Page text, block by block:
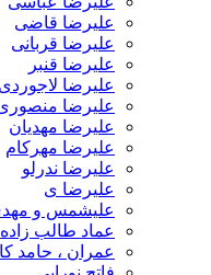
علیرضا قاضی
علیرضا قربانی
علیرضا قنبر
علیرضا لاجوردی
علیرضا
علیرضا مهدیان
علیرضا مهرکام
علیرضا ندرلو
علیرضا ی
علیشمس و
عماد طالب زاده
عمران ، حامد